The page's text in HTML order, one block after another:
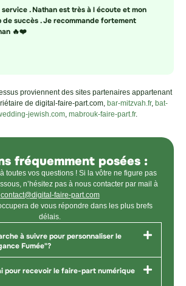
. Nathan est très à l écoute et mon
de succès . Je recommande fortement
🔥❤️
proviennent des sites partenaires appartenant
de digital-faire-part.com, bar-mitzvah.fr, bat-
jewish.com, mabrouk-faire-part.fr.
fréquemment posées :
toutes vos questions ! Si la vôtre ne figure pas
n’hésitez pas à nous contacter par mail à
contact@digital-faire-part.com
de vous répondre dans les plus brefs
délais.
à suivre pour personnaliser le
Fumée"?
pour recevoir le faire-part numérique